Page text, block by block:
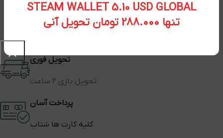
STEAM WALLET 5.10 USD GLOBAL
تنها 288.000 تومان تحویل آنی
تحویل فوری
تحویل بازی 2 ساعت
پرداخت آسان
کلیه کارت ها شتاب